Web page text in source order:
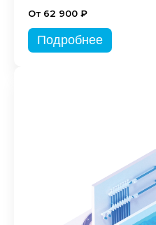
От 62 900 ₽
Подробнее